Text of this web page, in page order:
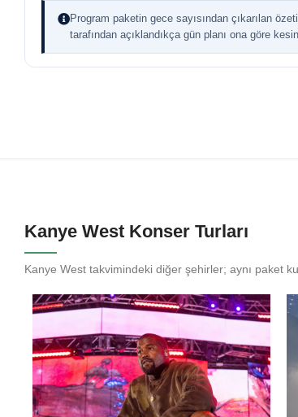
Program paketin gece sayısından çıkarılan
tarafından açıklandıkça gün planı ona göre
Kanye West Konser Turları
Kanye West takvimindeki diğer şehirler; aynı paket